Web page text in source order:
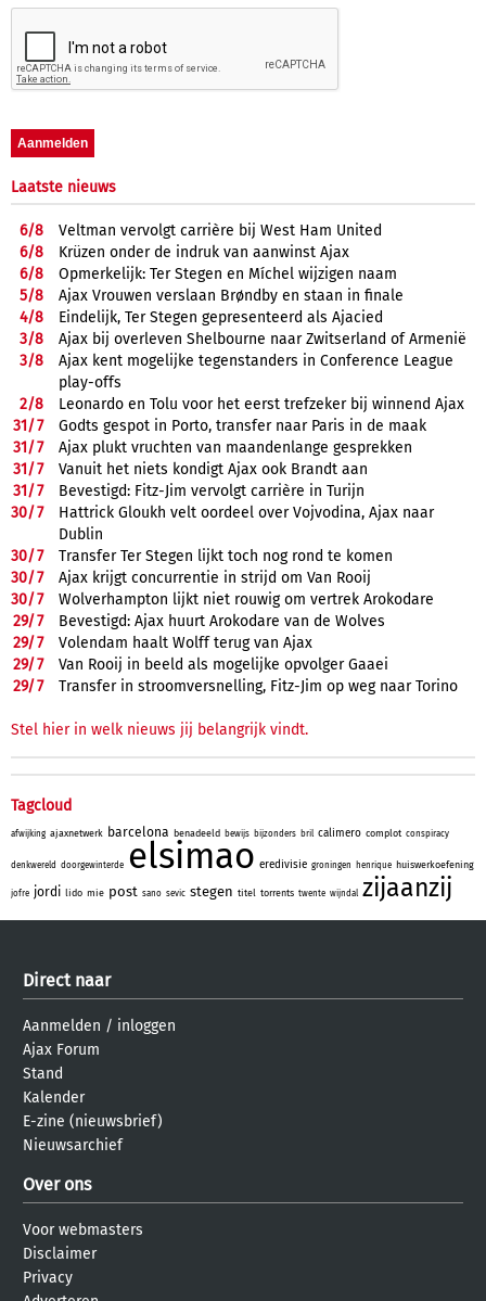
Laatste nieuws
6/8
Veltman vervolgt carrière bij West Ham United
6/8
Krüzen onder de indruk van aanwinst Ajax
6/8
Opmerkelijk: Ter Stegen en Míchel wijzigen naam
5/8
Ajax Vrouwen verslaan Brøndby en staan in finale
4/8
Eindelijk, Ter Stegen gepresenteerd als Ajacied
3/8
Ajax bij overleven Shelbourne naar Zwitserland of Armenië
3/8
Ajax kent mogelijke tegenstanders in Conference League
play-offs
2/8
Leonardo en Tolu voor het eerst trefzeker bij winnend Ajax
31/7
Godts gespot in Porto, transfer naar Paris in de maak
31/7
Ajax plukt vruchten van maandenlange gesprekken
31/7
Vanuit het niets kondigt Ajax ook Brandt aan
31/7
Bevestigd: Fitz-Jim vervolgt carrière in Turijn
30/7
Hattrick Gloukh velt oordeel over Vojvodina, Ajax naar
Dublin
30/7
Transfer Ter Stegen lijkt toch nog rond te komen
30/7
Ajax krijgt concurrentie in strijd om Van Rooij
30/7
Wolverhampton lijkt niet rouwig om vertrek Arokodare
29/7
Bevestigd: Ajax huurt Arokodare van de Wolves
29/7
Volendam haalt Wolff terug van Ajax
29/7
Van Rooij in beeld als mogelijke opvolger Gaaei
29/7 Transfer in stroomversnelling, Fitz-Jim op weg naar Torino
Stel hier in welk nieuws jij belangrijk vindt.
Tagcloud
afwijking ajaxnetwerk barcelona benadeeld bewijs bijzonders bril calimero complot conspiracy
denkwereld doorgewinterde elsimao eredivisie groningen henrique huiswerkoefening
jofre jordi lido mie post sano sevic stegen titel torrents twente wijndal zijaanzij
Direct naar
Aanmelden / inloggen
Ajax Forum
Stand
Kalender
E-zine (nieuwsbrief)
Nieuwsarchief
Over ons
Voor webmasters
Disclaimer
Privacy